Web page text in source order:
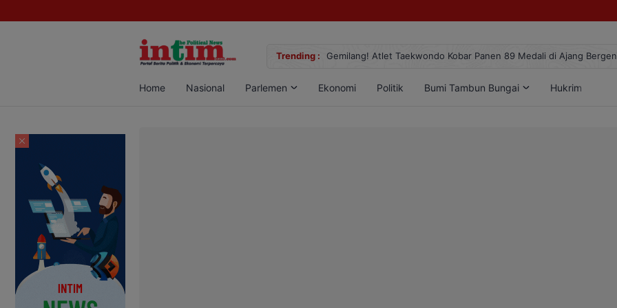
Trending :
Sabu di Pangkalan Bun, Dua Pelaku Diamankan Gemilang! Atlet Taekwondo Kobar Panen 89 Medali di Ajang
Home Nasional Parlemen Ekonomi Politik Bumi Tambun Bungai Hukrim